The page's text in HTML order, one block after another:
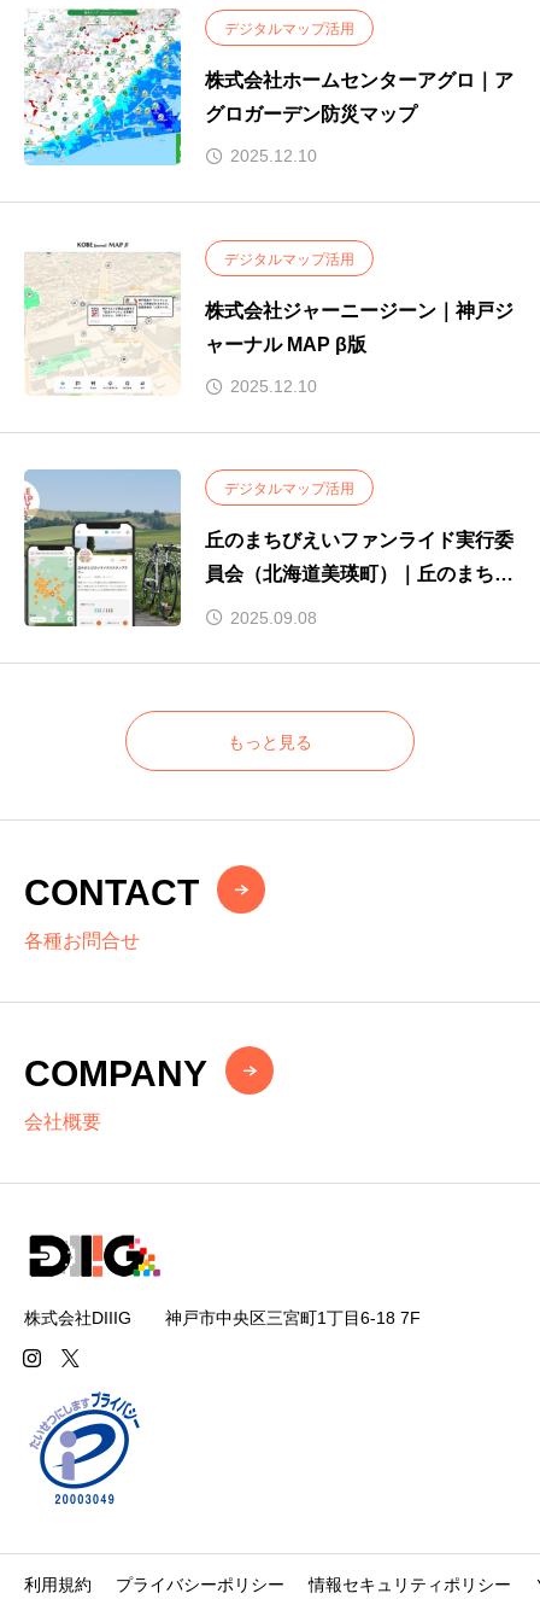
デジタルマップ活用
株式会社ホームセンターアグロ｜ア
グロガーデン防災マップ
2025.12.10
デジタルマップ活用
株式会社ジャーニージーン｜神戸ジ
ャーナル MAP β版
2025.12.10
デジタルマップ活用
丘のまちびえいファンライド実行委
員会（北海道美瑛町）｜丘のまち
びえいサイクルスタンプラリー
2025.09.08
もっと見る
CONTACT
各種お問合せ
COMPANY
会社概要
株式会社DIIIG 神戸市中央区三宮町1丁目6-18 7F
利用規約 プライバシーポリシー 情報セキュリティポリシー